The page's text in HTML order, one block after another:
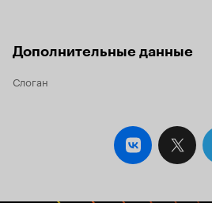
Дополнительные данные
Слоган